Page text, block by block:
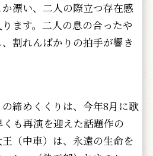
漂い、二人の際立つ存在感
ます。二人の息の合ったや
割れんばかりの拍手が響き
締めくくりは、今年8月に歌
も再演を迎えた話題作の
王（中車）は、永遠の生命を